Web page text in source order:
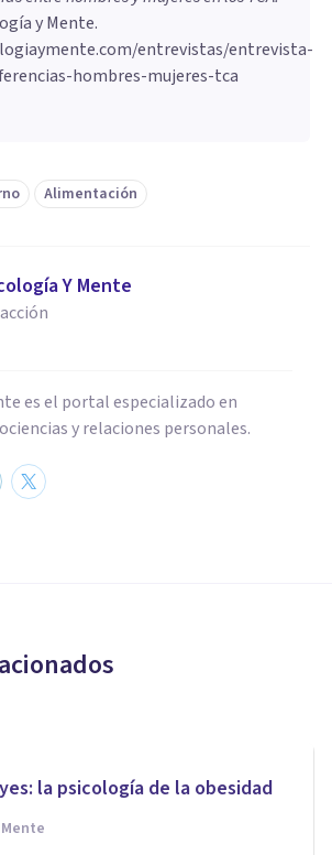
y Mente.
entrevistas/entrevista-
hombres-mujeres-tca
Alimentación
Y Mente
es el portal especializado en
y relaciones personales.
la psicología de la obesidad